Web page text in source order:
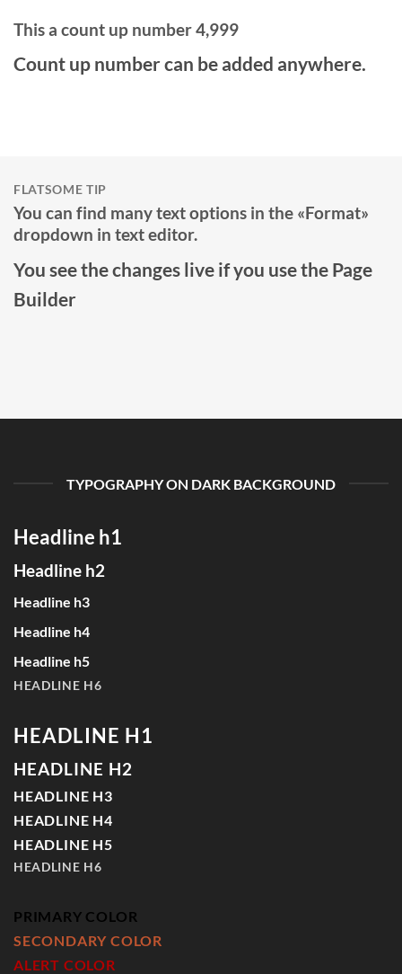
This a count up number5,000
Count up number can be added anywhere.
FLATSOME TIP
You can find many text options in the «Format»
dropdown in text editor.
You see the changes live if you use the Page
Builder
TYPOGRAPHY ON DARK BACKGROUND
Headline h1
Headline h2
Headline h3
Headline h4
Headline h5
HEADLINE H6
HEADLINE H1
HEADLINE H2
HEADLINE H3
HEADLINE H4
HEADLINE H5
HEADLINE H6
PRIMARY COLOR
SECONDARY COLOR
ALERT COLOR